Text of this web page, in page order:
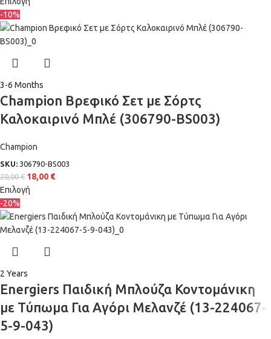
-10%
3-6 Months
Champion Βρεφικό Σετ με Σόρτς
Καλοκαιρινό Μπλέ (306790-BS003)
Champion
SKU: 306790-BS003
20,00€ 18,00 €
Επιλογή
-20%
2 Years
Energiers Παιδική Μπλούζα Κοντομάνικη
με Τύπωμα Για Αγόρι Μελανζέ (13-224067-
5-9-043)